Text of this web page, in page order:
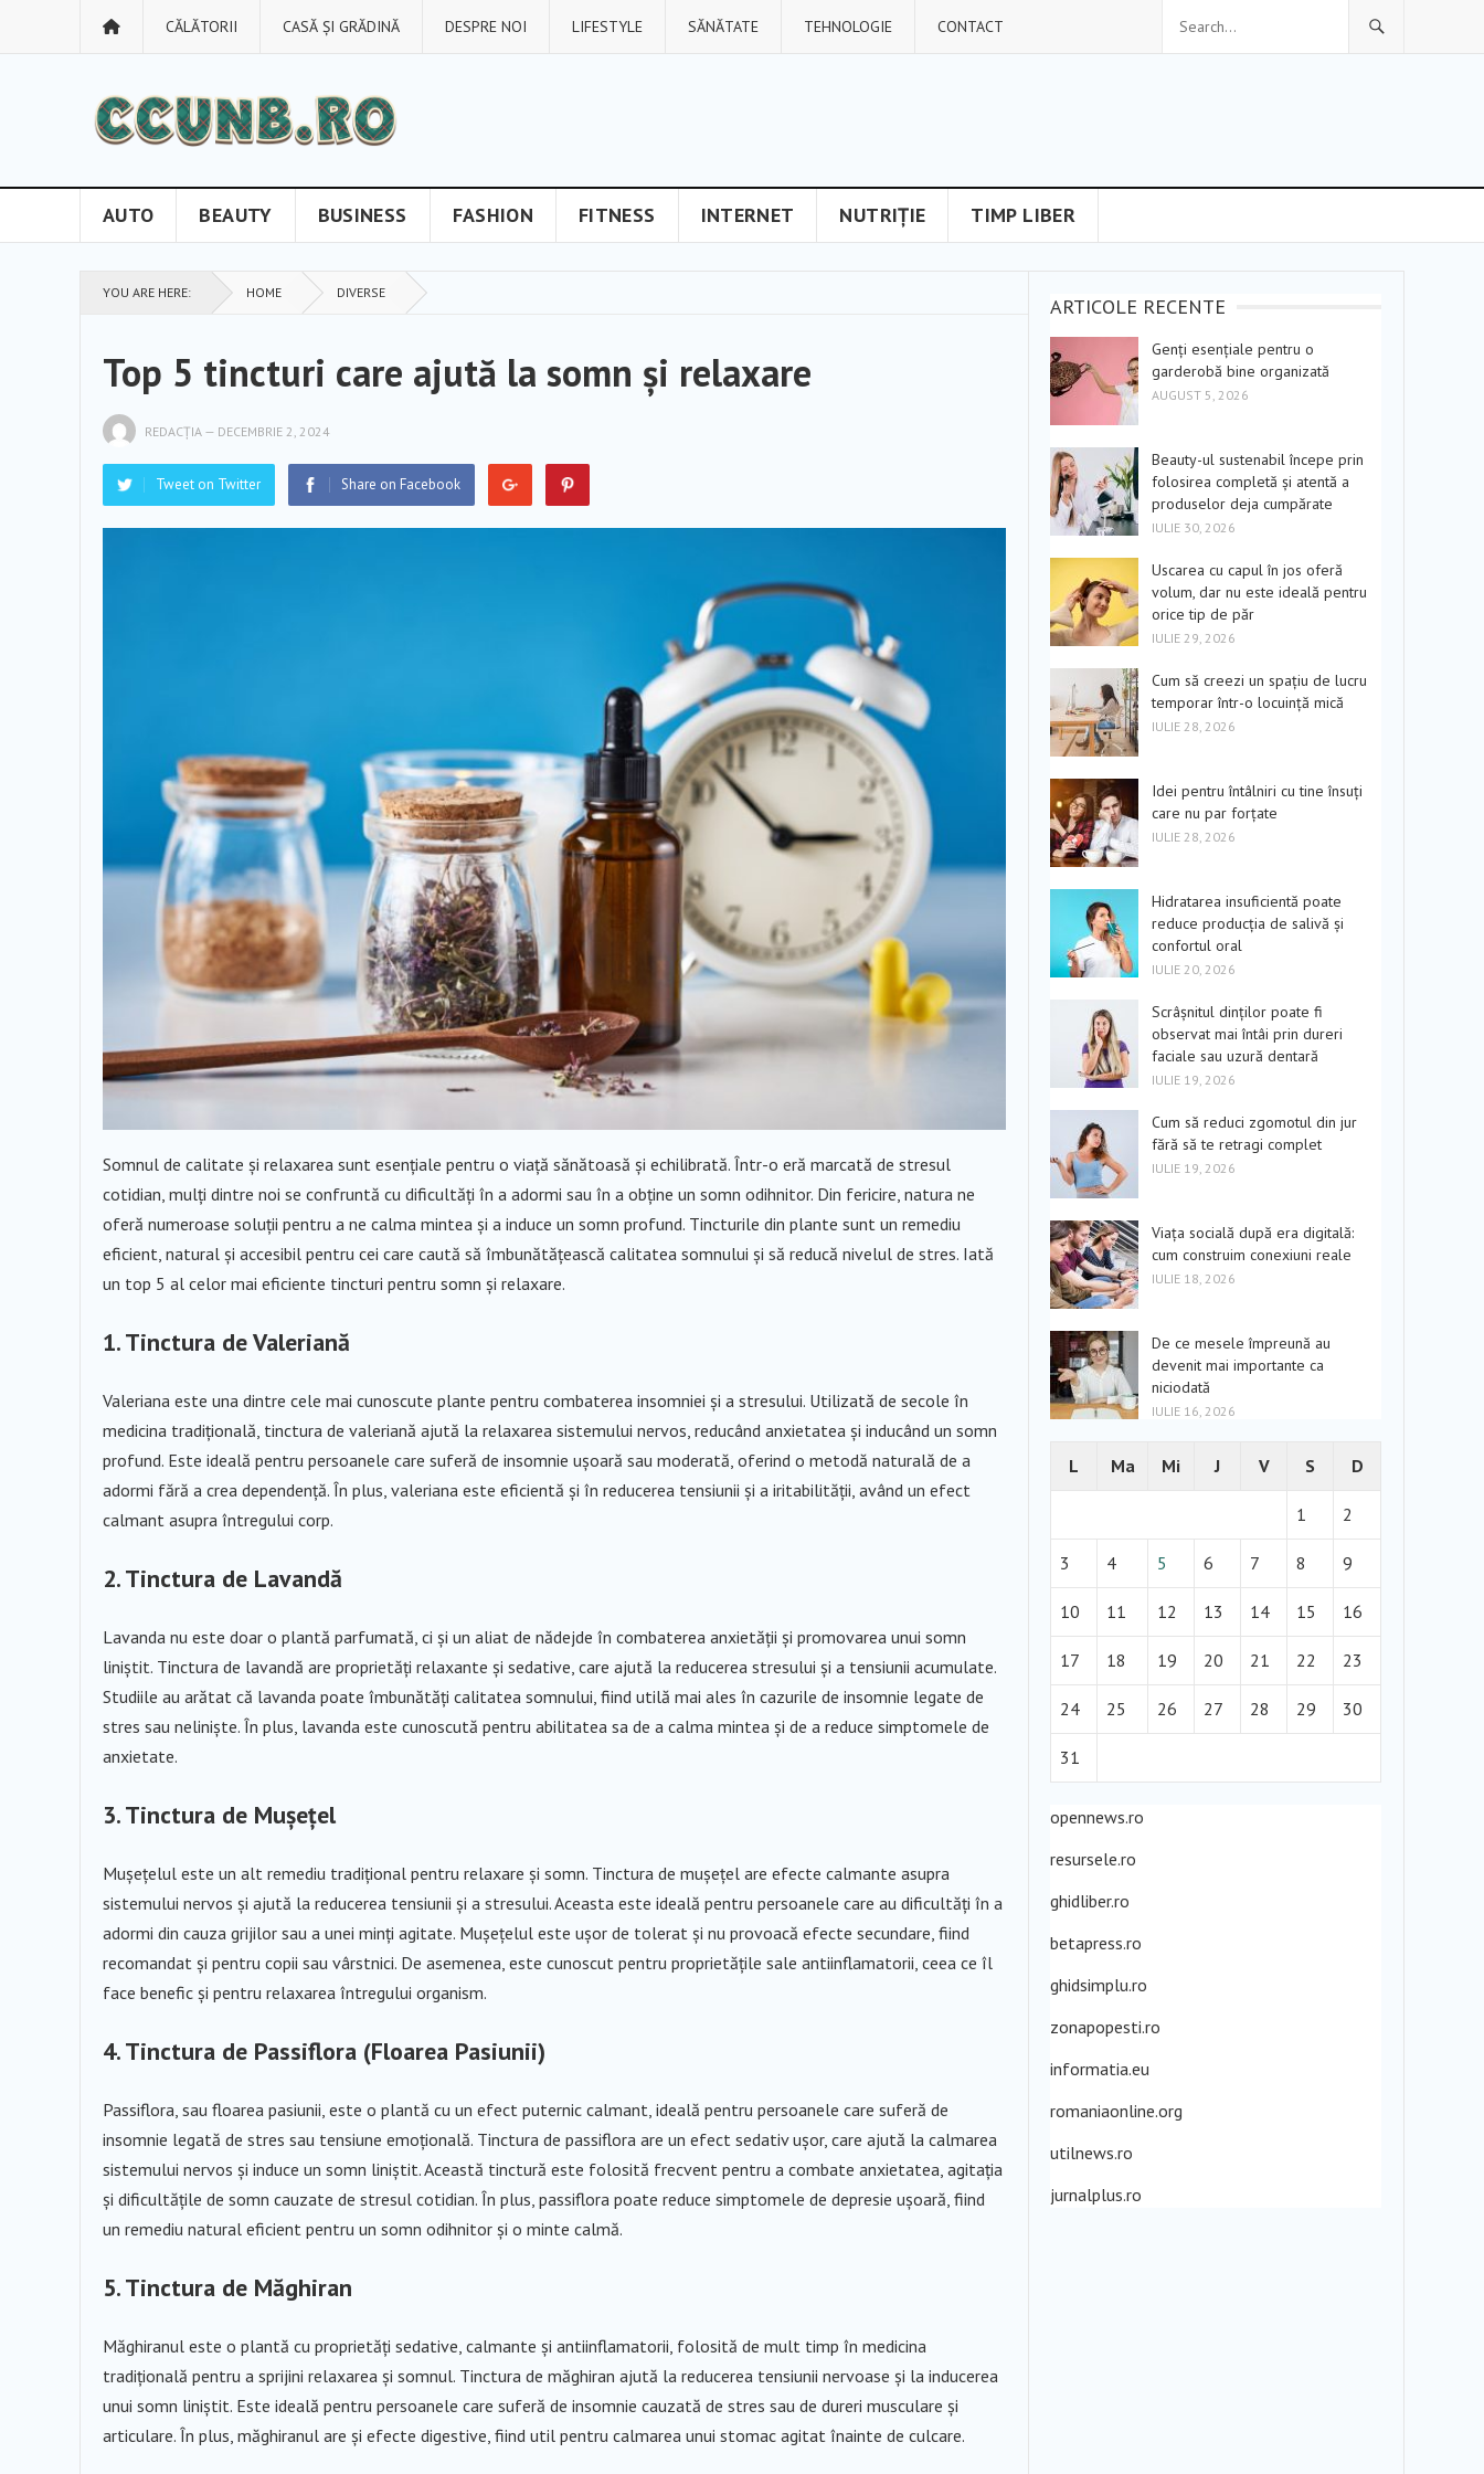
CĂLĂTORII CASĂ ȘI GRĂDINĂ DESPRE NOI LIFESTYLE SĂNĂTATE TEHNOLOGIE CONTACT
AUTO BEAUTY BUSINESS FASHION FITNESS INTERNET NUTRIȚIE TIMP LIBER
YOU ARE HERE: HOME DIVERSE
Top 5 tincturi care ajută la somn și relaxare
REDACȚIA — DECEMBRIE 2, 2024
Tweet on Twitter Share on Facebook
Somnul de calitate și relaxarea sunt esențiale pentru o viață sănătoasă și echilibrată. Într-o eră marcată de stresul
cotidian, mulți dintre noi se confruntă cu dificultăți în a adormi sau în a obține un somn odihnitor. Din fericire, natura ne
oferă numeroase soluții pentru a ne calma mintea și a induce un somn profund. Tincturile din plante sunt un remediu
eficient, natural și accesibil pentru cei care caută să îmbunătățească calitatea somnului și să reducă nivelul de stres. Iată
un top 5 al celor mai eficiente tincturi pentru somn și relaxare.
1. Tinctura de Valeriană
Valeriana este una dintre cele mai cunoscute plante pentru combaterea insomniei și a stresului. Utilizată de secole în
medicina tradițională, tinctura de valeriană ajută la relaxarea sistemului nervos, reducând anxietatea și inducând un somn
profund. Este ideală pentru persoanele care suferă de insomnie ușoară sau moderată, oferind o metodă naturală de a
adormi fără a crea dependență. În plus, valeriana este eficientă și în reducerea tensiunii și a iritabilității, având un efect
calmant asupra întregului corp.
2. Tinctura de Lavandă
Lavanda nu este doar o plantă parfumată, ci și un aliat de nădejde în combaterea anxietății și promovarea unui somn
liniștit. Tinctura de lavandă are proprietăți relaxante și sedative, care ajută la reducerea stresului și a tensiunii acumulate.
Studiile au arătat că lavanda poate îmbunătăți calitatea somnului, fiind utilă mai ales în cazurile de insomnie legate de
stres sau neliniște. În plus, lavanda este cunoscută pentru abilitatea sa de a calma mintea și de a reduce simptomele de
anxietate.
3. Tinctura de Mușețel
Mușețelul este un alt remediu tradițional pentru relaxare și somn. Tinctura de mușețel are efecte calmante asupra
sistemului nervos și ajută la reducerea tensiunii și a stresului. Aceasta este ideală pentru persoanele care au dificultăți în a
adormi din cauza grijilor sau a unei minți agitate. Mușețelul este ușor de tolerat și nu provoacă efecte secundare, fiind
recomandat și pentru copii sau vârstnici. De asemenea, este cunoscut pentru proprietățile sale antiinflamatorii, ceea ce îl
face benefic și pentru relaxarea întregului organism.
4. Tinctura de Passiflora (Floarea Pasiunii)
Passiflora, sau floarea pasiunii, este o plantă cu un efect puternic calmant, ideală pentru persoanele care suferă de
insomnie legată de stres sau tensiune emoțională. Tinctura de passiflora are un efect sedativ ușor, care ajută la calmarea
sistemului nervos și induce un somn liniștit. Această tinctură este folosită frecvent pentru a combate anxietatea, agitația
și dificultățile de somn cauzate de stresul cotidian. În plus, passiflora poate reduce simptomele de depresie ușoară, fiind
un remediu natural eficient pentru un somn odihnitor și o minte calmă.
5. Tinctura de Măghiran
Măghiranul este o plantă cu proprietăți sedative, calmante și antiinflamatorii, folosită de mult timp în medicina
tradițională pentru a sprijini relaxarea și somnul. Tinctura de măghiran ajută la reducerea tensiunii nervoase și la inducerea
unui somn liniștit. Este ideală pentru persoanele care suferă de insomnie cauzată de stres sau de dureri musculare și
articulare. În plus, măghiranul are și efecte digestive, fiind util pentru calmarea unui stomac agitat înainte de culcare.
ARTICOLE RECENTE
Genți esențiale pentru o
garderobă bine organizată
AUGUST 5, 2026
Beauty-ul sustenabil începe prin
folosirea completă și atentă a
produselor deja cumpărate
IULIE 30, 2026
Uscarea cu capul în jos oferă
volum, dar nu este ideală pentru
orice tip de păr
IULIE 29, 2026
Cum să creezi un spațiu de lucru
temporar într-o locuință mică
IULIE 28, 2026
Idei pentru întâlniri cu tine însuți
care nu par forțate
IULIE 28, 2026
Hidratarea insuficientă poate
reduce producția de salivă și
confortul oral
IULIE 20, 2026
Scrâșnitul dinților poate fi
observat mai întâi prin dureri
faciale sau uzură dentară
IULIE 19, 2026
Cum să reduci zgomotul din jur
fără să te retragi complet
IULIE 19, 2026
Viața socială după era digitală:
cum construim conexiuni reale
IULIE 18, 2026
De ce mesele împreună au
devenit mai importante ca
niciodată
IULIE 16, 2026
L Ma Mi J V S D
1 2
3 4 5 6 7 8 9
10 11 12 13 14 15 16
17 18 19 20 21 22 23
24 25 26 27 28 29 30
31
opennews.ro
resursele.ro
ghidliber.ro
betapress.ro
ghidsimplu.ro
zonapopesti.ro
informatia.eu
romaniaonline.org
utilnews.ro
jurnalplus.ro